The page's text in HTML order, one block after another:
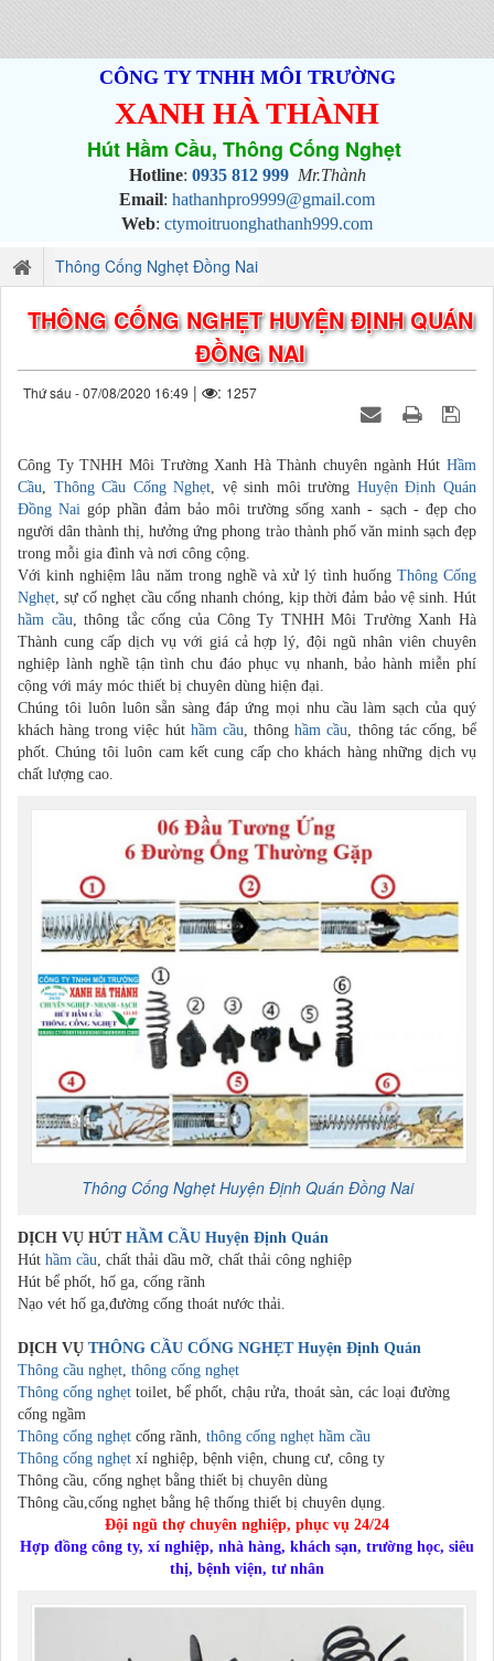
CÔNG TY TNHH MÔI TRƯỜNG
XANH HÀ THÀNH
Hút Hầm Cầu, Thông Cống Nghẹt
Hotline: 0935 812 999 Mr.Thành
Email: hathanhpro9999@gmail.com
Web: ctymoitruonghathanh999.com
Thông Cống Nghẹt Đồng Nai
THÔNG CỐNG NGHẸT HUYỆN ĐỊNH QUÁN
ĐỒNG NAI
Thứ sáu - 07/08/2020 16:49 | : 1257
Công Ty TNHH Môi Trường Xanh Hà Thành chuyên ngành Hút Hầm
Cầu, Thông Cầu Cống Nghẹt, vệ sinh môi trường Huyện Định Quán
Đồng Nai góp phần đảm bảo môi trường sống xanh - sạch - đẹp cho
người dân thành thị, hưởng ứng phong trào thành phố văn minh sạch đẹp
trong mỗi gia đình và nơi công cộng.
Với kinh nghiệm lâu năm trong nghề và xử lý tình huống Thông Cống
Nghẹt, sự cố nghẹt cầu cống nhanh chóng, kịp thời đảm bảo vệ sinh. Hút
hầm cầu, thông tắc cống của Công Ty TNHH Môi Trường Xanh Hà
Thành cung cấp dịch vụ với giá cả hợp lý, đội ngũ nhân viên chuyên
nghiệp lành nghề tận tình chu đáo phục vụ nhanh, bảo hành miễn phí
cộng với máy móc thiết bị chuyên dùng hiện đại.
Chúng tôi luôn luôn sẵn sàng đáp ứng mọi nhu cầu làm sạch của quý
khách hàng trong việc hút hầm cầu, thônghầm cầu, thông tác cống, bể
phốt. Chúng tôi luôn cam kết cung cấp cho khách hàng những dịch vụ
chất lượng cao.
Thông Cống Nghẹt Huyện Định Quán Đồng Nai
DỊCH VỤ HÚT HẦM CẦU Huyện Định Quán
Hút hầm cầu , chất thải dầu mỡ, chất thải công nghiệp
Hút bể phốt, hố ga, cống rãnh
Nạo vét hố ga,đường cống thoát nước thải.
DỊCH VỤ THÔNG CẦU CỐNG NGHẸT Huyện Định Quán
Thông cầu nghẹt thông cống nghẹt
Thông cống nghẹt toilet, bể phốt, chậu rửa, thoát sàn, các loại đường
cống ngầm
Thông cống nghẹt cống rãnh, thông cống nghẹt hầm cầu
Thông cống nghẹt xí nghiệp, bệnh viện, chung cư, công ty
Thông cầu, cống nghẹt bằng thiết bị chuyên dùng
Thông cầu,cống nghẹt bằng hệ thống thiết bị chuyên dụng.
Đội ngũ thợ chuyên nghiệp, phục vụ 24/24
Hợp đồng công ty, xí nghiệp, nhà hàng, khách sạn, trường học, siêu
thị, bệnh viện, tư nhân